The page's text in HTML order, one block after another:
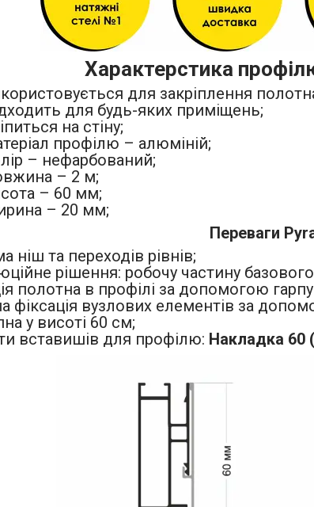
Характерстика
для закріплення
для будь-яких приміщень;
на стіну;
профілю – алюміній;
– нефарбований;
– 2 м;
– 60 мм;
– 20 мм;
Переваги
ніш та переходів рівнів;
рішення: робочу частину
полотна в профілі за допомогою
фіксація вузлових елементів за
у висоті 60 см;
вставишів для профілю: Накладка 60